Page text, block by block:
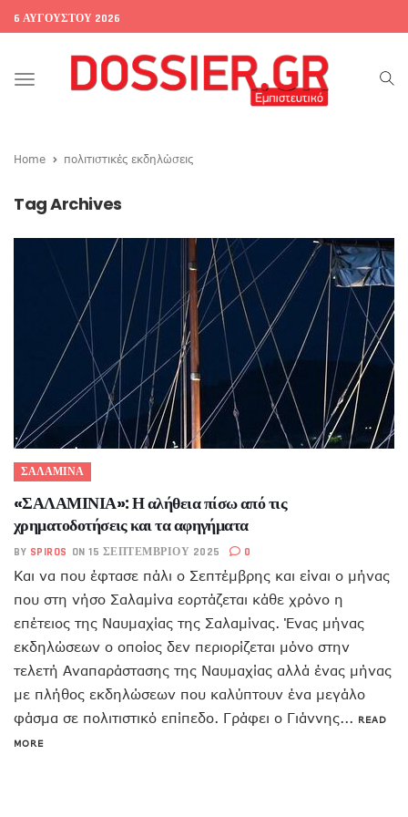
6 ΑΥΓΟΎΣΤΟΥ 2026
Toggle
Home πολιτιστικές εκδηλώσεις
Tag Archives
ΣΑΛΑΜΙΝΑ
«ΣΑΛΑΜΙΝΙΑ»: Η αλήθεια πίσω από τις
χρηματοδοτήσεις και τα αφηγήματα
BY SPIROS ON 15 ΣΕΠΤΕΜΒΡΊΟΥ 2025 0
Και να που έφτασε πάλι ο Σεπτέμβρης και είναι ο μήνας
που στη νήσο Σαλαμίνα εορτάζεται κάθε χρόνο η
επέτειος της Ναυμαχίας της Σαλαμίνας. Ένας μήνας
εκδηλώσεων ο οποίος δεν περιορίζεται μόνο στην
τελετή Αναπαράστασης της Ναυμαχίας αλλά ένας μήνας
με πλήθος εκδηλώσεων που καλύπτουν ένα μεγάλο
φάσμα σε πολιτιστικό επίπεδο. Γράφει ο Γιάννης... READ
MORE